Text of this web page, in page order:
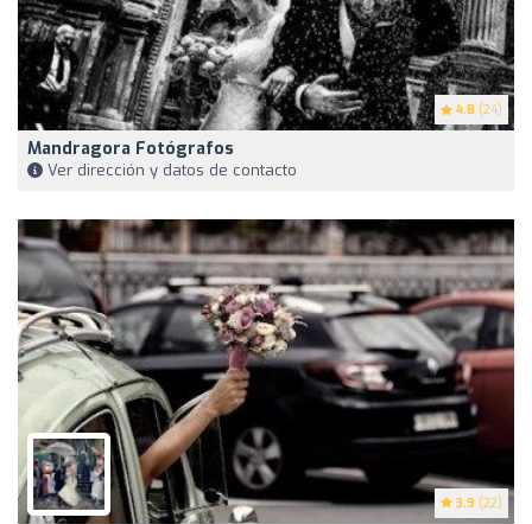
4.8 (24)
Mandragora Fotógrafos
Ver dirección y datos de contacto
3.9 (22)